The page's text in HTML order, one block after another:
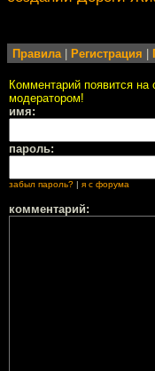
Правила| Регистрация
Комментарий появится на
модератором!
имя:
пароль:
забыл пароль? я с форума
комментарий: